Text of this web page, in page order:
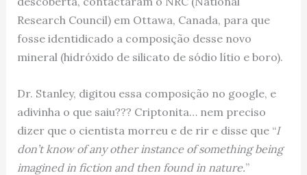
Research Council) em Ottawa, Canada, para que
fosse identidicado a composição desse novo
mineral (hidróxido de silicato de sódio lítio e boro).
Dr. Stanley, digitou essa composição no google, e
adivinha o que saiu??? Criptonita… nem preciso
dizer que o cientista morreu e de rir e disse que “I
don’t know of any other instance of something being
imagined in fiction and then found in nature.”